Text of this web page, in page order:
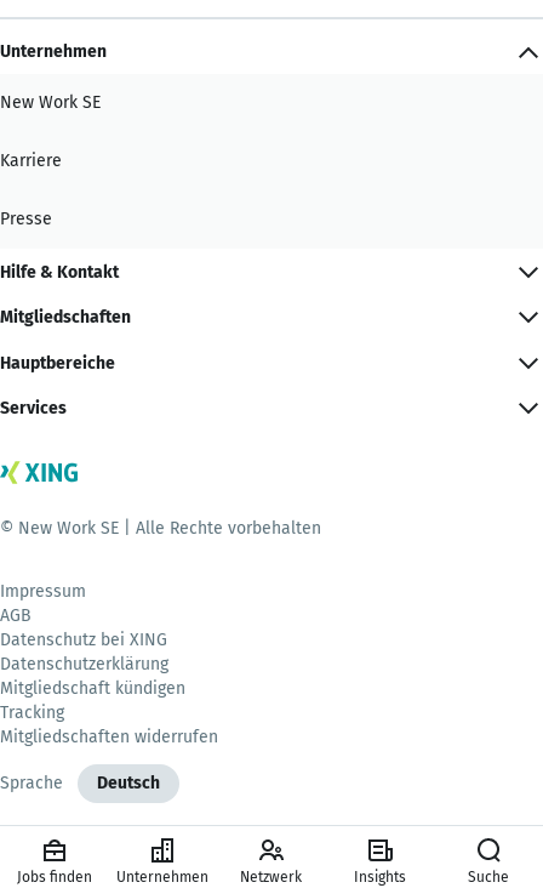
Unternehmen
New Work SE
Karriere
Presse
Hilfe & Kontakt
Mitgliedschaften
Hauptbereiche
Services
© New Work SE | Alle Rechte vorbehalten
Impressum
AGB
Datenschutz bei XING
Datenschutzerklärung
Mitgliedschaft kündigen
Tracking
Mitgliedschaften widerrufen
Sprache Deutsch
Jobs finden Unternehmen Netzwerk Insights Suche